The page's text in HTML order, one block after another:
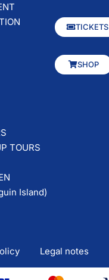
TICKETS
SHOP
TOURS
Island)
Legal notes